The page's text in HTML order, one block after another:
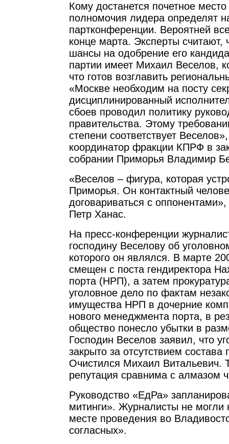
Кому достанется почетное
полномочия лидера определят
партконференции. Вероятней
конце марта. Эксперты считают,
шансы на одобрение его
партии имеет Михаил Веселов,
что готов возглавить
«Москве необходим на посту
дисциплинированный
сбоев проводил политику
правительства. Этому
степени соответствует
координатор фракции КПРФ в
собрании Приморья Владимир
«Веселов – фигура, которая
Приморья. Он контактный
договариваться с оппонентами»,
Петр Ханас.
На пресс-конференции
господину Веселову об
которого он являлся. В марте
смещен с поста гендиректора
порта (НРП), а затем
уголовное дело по фактам
имущества НРП в дочерние
нового менеджмента порта, в
общество понесло убытки в
Господин Веселов заявил, что
закрыто за отсутствием состава
Очистился Михаил Витальевич.
репутация сравнима с алмазом
Руководство «ЕдРа»
митинги». Журналисты не могли
месте проведения во
согласных».